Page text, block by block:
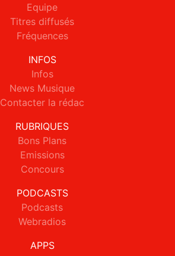
Equipe
Titres diffusés
Fréquences
INFOS
Infos
News Musique
Contacter la rédac
RUBRIQUES
Bons Plans
Emissions
Concours
PODCASTS
Podcasts
Webradios
APPS